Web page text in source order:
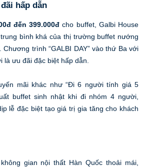
hấp dẫn
đến 399.000đ cho buffet, Galbi House
bình khá của thị trường buffet nướng
Chương trình “GALBI DAY” vào thứ Ba với
là ưu đãi đặc biệt hấp dẫn.
mãi khác như “Đi 6 người tính giá 5
buffet sinh nhật khi đi nhóm 4 người,
lễ đặc biệt tạo giá trị gia tăng cho khách
gian nội thất Hàn Quốc thoải mái,